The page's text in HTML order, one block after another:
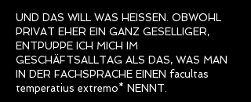
UND DAS WILL WAS HEISSEN. OBWOHL
PRIVAT EHER EIN GANZ GESELLIGER,
ENTPUPPE ICH MICH IM
GESCHÄFTSALLTAG ALS DAS, WAS MAN
IN DER FACHSPRACHE EINEN facultas
temperatius extremo* NENNT.